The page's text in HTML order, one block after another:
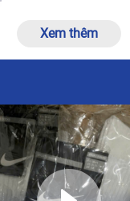
Xem thêm